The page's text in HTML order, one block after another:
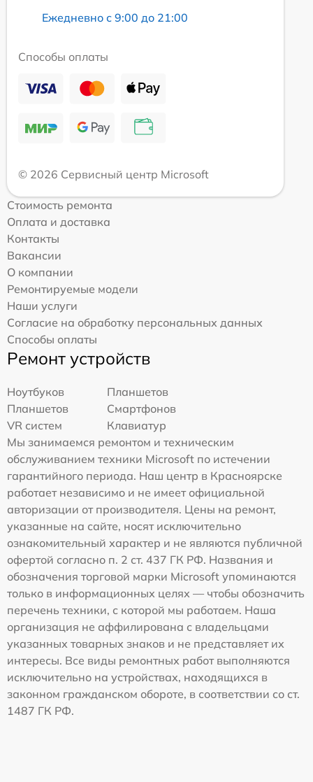
Ежедневно с 9:00 до 21:00
Способы оплаты
© 2026 Сервисный центр Microsoft
Стоимость ремонта
Оплата и доставка
Контакты
Вакансии
О компании
Ремонтируемые модели
Наши услуги
Согласие на обработку персональных данных
Способы оплаты
Ремонт устройств
Ноутбуков
Планшетов
Планшетов
Смартфонов
VR систем
Клавиатур
Мы занимаемся ремонтом и техническим
обслуживанием техники Microsoft по истечении
гарантийного периода. Наш центр в Красноярске
работает независимо и не имеет официальной
авторизации от производителя. Цены на ремонт,
указанные на сайте, носят исключительно
ознакомительный характер и не являются публичной
офертой согласно п. 2 ст. 437 ГК РФ. Названия и
обозначения торговой марки Microsoft упоминаются
только в информационных целях — чтобы обозначить
перечень техники, с которой мы работаем. Наша
организация не аффилирована с владельцами
указанных товарных знаков и не представляет их
интересы. Все виды ремонтных работ выполняются
исключительно на устройствах, находящихся в
законном гражданском обороте, в соответствии со ст.
1487 ГК РФ.